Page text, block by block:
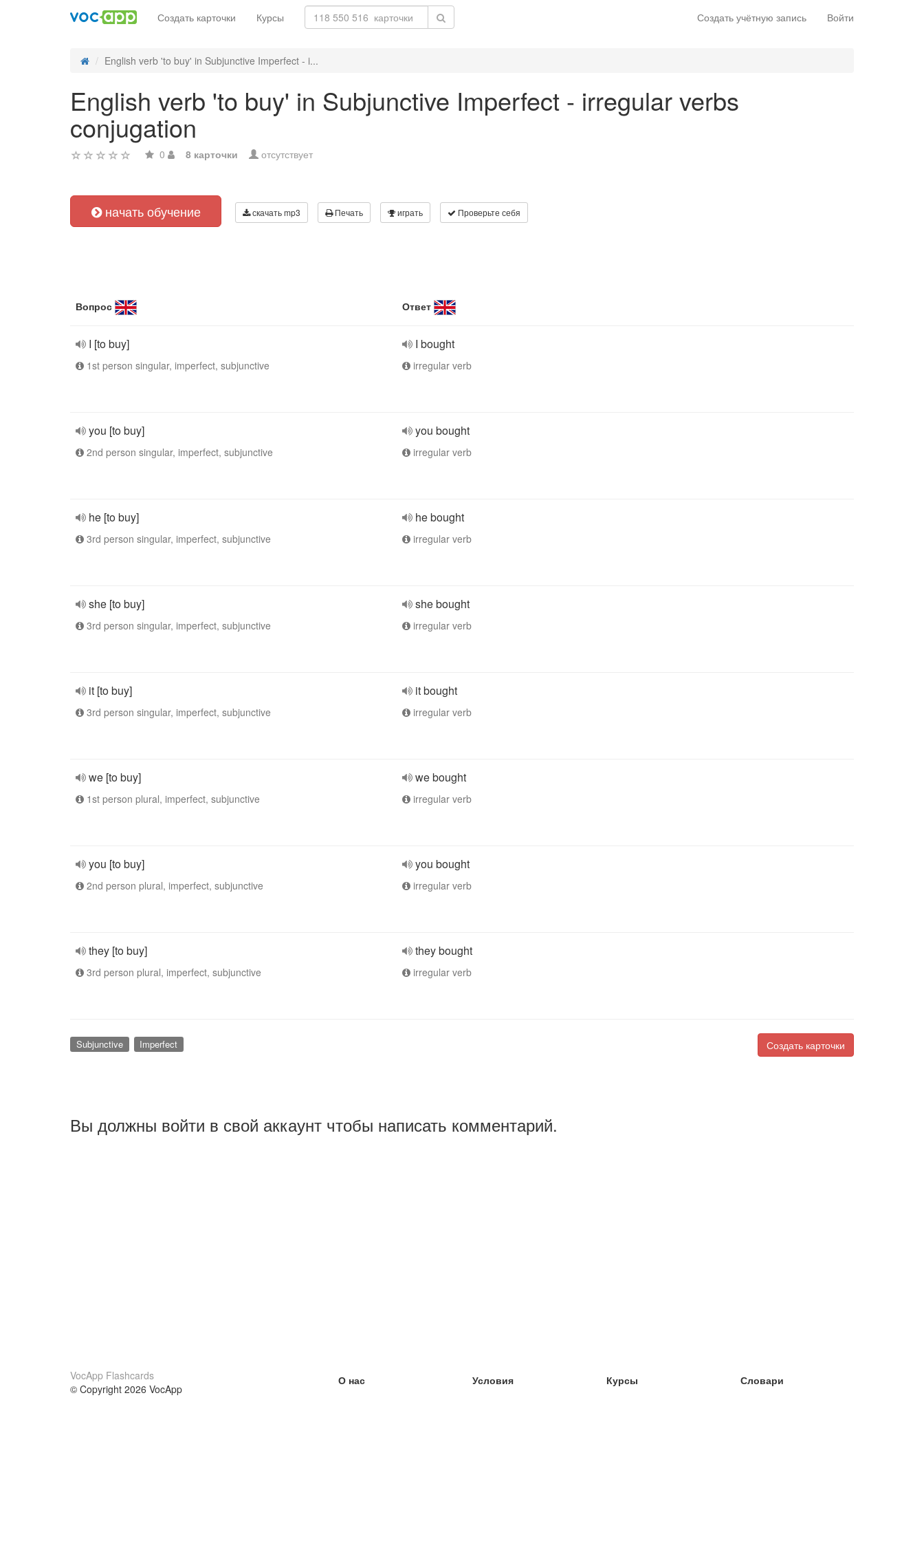
Создать учётную запись Войти
Создать карточки Курсы
English verb 'to buy' in Subjunctive Imperfect - i...
English verb 'to buy' in Subjunctive Imperfect - irregular verbs
conjugation
0 8 карточки отсутствует
начать обучение скачать mp3 Печать играть Проверьте себя
Вопрос Ответ
I [to buy]
1st person singular, imperfect, subjunctive
I bought
irregular verb
you [to buy]
2nd person singular, imperfect, subjunctive
you bought
irregular verb
he [to buy]
3rd person singular, imperfect, subjunctive
he bought
irregular verb
she [to buy]
3rd person singular, imperfect, subjunctive
she bought
irregular verb
it [to buy]
3rd person singular, imperfect, subjunctive
it bought
irregular verb
we [to buy]
1st person plural, imperfect, subjunctive
we bought
irregular verb
you [to buy]
2nd person plural, imperfect, subjunctive
you bought
irregular verb
they [to buy]
3rd person plural, imperfect, subjunctive
they bought
irregular verb
Создать карточки
Subjunctive Imperfect
Вы должны войти в свой аккаунт чтобы написать комментарий.
VocApp Flashcards
© Copyright 2026 VocApp
О нас
Условия
Курсы
Словари